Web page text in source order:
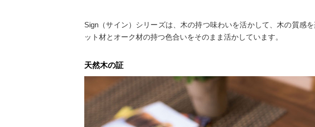
Sign（サイン）シリーズは、木の持つ味わいを活かして、木の質感
ット材とオーク材の持つ色合いをそのまま活かしています。
天然木の証